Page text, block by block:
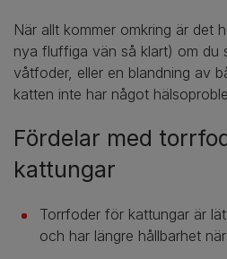
När allt kommer omkring är det
nya fluffiga vän så klart) om du
våtfoder, eller en blandning av
katten inte har något
Fördelar med
kattungar
Torrfoder för kattungar är
och har längre hållbarhet